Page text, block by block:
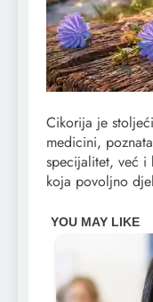
Cikorija je
medicini,
specijalitet, već i
koja povoljno